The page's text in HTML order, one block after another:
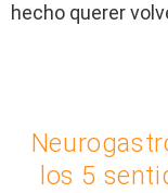
hecho querer
los 5